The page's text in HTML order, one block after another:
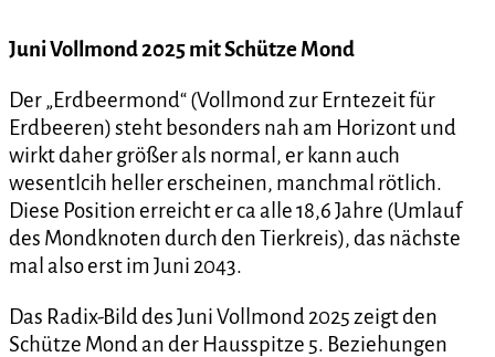
Juni Vollmond 2025 mit Schütze Mond
Der „Erdbeermond“ (Vollmond zur Erntezeit für
Erdbeeren) steht besonders nah am Horizont und
wirkt daher größer als normal, er kann auch
wesentlcih heller erscheinen, manchmal rötlich.
Diese Position erreicht er ca alle 18,6 Jahre (Umlauf
des Mondknoten durch den Tierkreis), das nächste
mal also erst im Juni 2043.
Das Radix-Bild des Juni Vollmond 2025 zeigt den
Schütze Mond an der Hausspitze 5. Beziehungen